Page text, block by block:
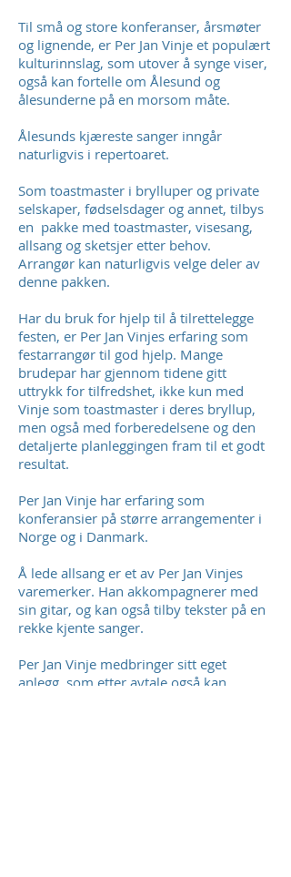
Til små og store konferanser, årsmøter
og lignende, er Per Jan Vinje et populært
kulturinnslag, som utover å synge viser,
også kan fortelle om Ålesund og
ålesunderne på en morsom måte.
Ålesunds kjæreste sanger inngår
naturligvis i repertoaret.
Som toastmaster i brylluper og private
selskaper, fødselsdager og annet, tilbys
en pakke med toastmaster, visesang,
allsang og sketsjer etter behov.
Arrangør kan naturligvis velge deler av
denne pakken.
Har du bruk for hjelp til å tilrettelegge
festen, er Per Jan Vinjes erfaring som
festarrangør til god hjelp. Mange
brudepar har gjennom tidene gitt
uttrykk for tilfredshet, ikke kun med
Vinje som toastmaster i deres bryllup,
men også med forberedelsene og den
detaljerte planleggingen fram til et godt
resultat.
Per Jan Vinje har erfaring som
konferansier på større arrangementer i
Norge og i Danmark.
Å lede allsang er et av Per Jan Vinjes
varemerker. Han akkompagnerer med
sin gitar, og kan også tilby tekster på en
rekke kjente sanger.
Per Jan Vinje medbringer sitt eget
anlegg, som etter avtale også kan